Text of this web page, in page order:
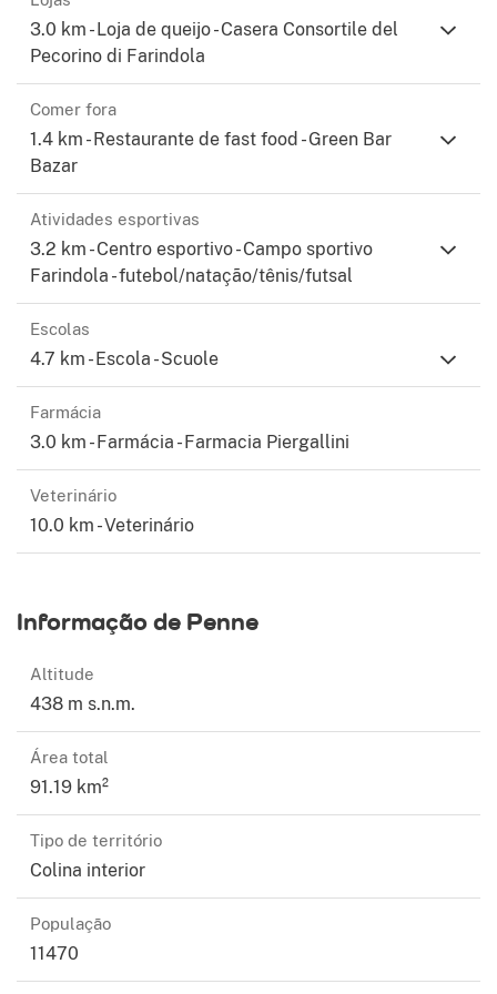
3.0 km - Loja de queijo - Casera Consortile del
Pecorino di Farindola
Comer fora
1.4 km - Restaurante de fast food - Green Bar
Bazar
Atividades esportivas
3.2 km - Centro esportivo - Campo sportivo
Farindola - futebol/natação/tênis/futsal
Escolas
4.7 km - Escola - Scuole
Farmácia
3.0 km - Farmácia - Farmacia Piergallini
Veterinário
10.0 km - Veterinário
Informação de Penne
Altitude
438 m s.n.m.
Área total
91.19 km²
Tipo de território
Colina interior
População
11470